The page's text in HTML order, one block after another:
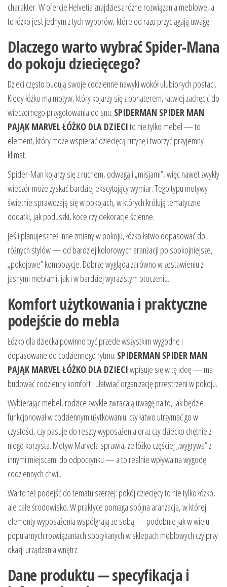
charakter. W ofercie Helvetia znajdziesz różne rozwiązania meblowe, a
to łóżko jest jednym z tych wyborów, które od razu przyciągają uwagę.
Dlaczego warto wybrać Spider-Mana
do pokoju dziecięcego?
Dzieci często budują swoje codzienne nawyki wokół ulubionych postaci.
Kiedy łóżko ma motyw, który kojarzy się z bohaterem, łatwiej zachęcić do
wieczornego przygotowania do snu. SPIDERMAN SPIDER MAN
PAJĄK MARVEL ŁÓŻKO DLA DZIECIto nie tylko mebel — to
element, który może wspierać dziecięcą rutynę i tworzyć przyjemny
klimat.
Spider-Man kojarzy się z ruchem, odwagą i „misjami”, więc nawet zwykły
wieczór może zyskać bardziej ekscytujący wymiar. Tego typu motywy
świetnie sprawdzają się w pokojach, w których królują tematyczne
dodatki, jak poduszki, koce czy dekoracje ścienne.
Jeśli planujesz też inne zmiany w pokoju, łóżko łatwo dopasować do
różnych stylów — od bardziej kolorowych aranżacji po spokojniejsze,
„pokojowe” kompozycje. Dobrze wygląda zarówno w zestawieniu z
jasnymi meblami, jak i w bardziej wyrazistym otoczeniu.
Komfort użytkowania i praktyczne
podejście do mebla
Łóżko dla dziecka powinno być przede wszystkim wygodne i
dopasowane do codziennego rytmu. SPIDERMAN SPIDER MAN
PAJĄK MARVEL ŁÓŻKO DLA DZIECIwpisuje się w tę ideę — ma
budować codzienny komfort i ułatwiać organizację przestrzeni w pokoju.
Wybierając mebel, rodzice zwykle zwracają uwagę na to, jak będzie
funkcjonował w codziennym użytkowaniu: czy łatwo utrzymać go w
czystości, czy pasuje do reszty wyposażenia oraz czy dziecko chętnie z
niego korzysta. Motyw Marvela sprawia, że łóżko częściej „wygrywa” z
innymi miejscami do odpoczynku — a to realnie wpływa na wygodę
codziennych chwil.
Warto też podejść do tematu szerzej: pokój dziecięcy to nie tylko łóżko,
ale całe środowisko. W praktyce pomaga spójna aranżacja, w której
elementy wyposażenia współgrają ze sobą — podobnie jak w wielu
popularnych rozwiązaniach spotykanych w sklepach meblowych czy przy
okazji urządzania wnętrz.
Dane produktu — specyfikacja i